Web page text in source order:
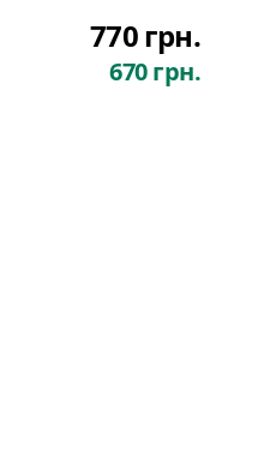
770 грн.
670 грн.